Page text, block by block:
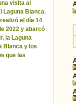
visita al
Laguna Blanca.
el día 14
2022 y abarcó
la Laguna
Blanca y los
que las